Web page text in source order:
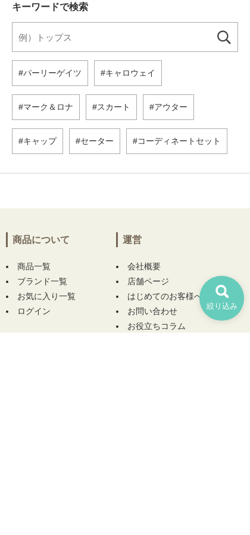
絞り込み
キーワードで検索
パーリーゲイツ キャロウェイ
マーク＆ロナ スカート アウター
キャップ セーター コーディネートセット
商品について
商品一覧
ブランド一覧
お気に入り一覧
ログイン
運営
会社概要
店舗ページ
はじめてのお客様へ
お問い合わせ
お役立ちコラム